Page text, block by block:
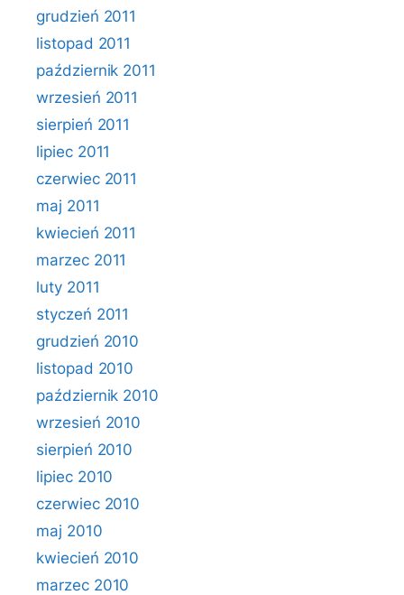
grudzień 2011
listopad 2011
październik 2011
wrzesień 2011
sierpień 2011
lipiec 2011
czerwiec 2011
maj 2011
kwiecień 2011
marzec 2011
luty 2011
styczeń 2011
grudzień 2010
listopad 2010
październik 2010
wrzesień 2010
sierpień 2010
lipiec 2010
czerwiec 2010
maj 2010
kwiecień 2010
marzec 2010